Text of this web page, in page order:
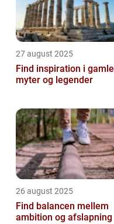
27 august 2025
Find inspiration i gamle
myter og legender
26 august 2025
Find balancen mellem
ambition og afslapning